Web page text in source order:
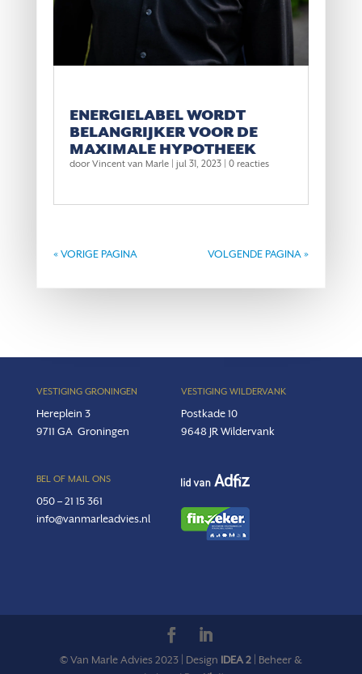
ENERGIELABEL WORDT
BELANGRIJKER VOOR DE
MAXIMALE HYPOTHEEK
door Vincent van Marle| jul 31, 2023| 0 reacties
« VORIGE PAGINA VOLGENDE PAGINA »
VESTIGING GRONINGEN
Hereplein 3
9711 GA Groningen
VESTIGING WILDERVANK
Postkade 10
9648 JR Wildervank
BEL OF MAIL ONS
050 – 21 15 361
info@vanmarleadvies.nl
© Van Marle Advies 2023 | Design IDEA 2| Beheer &